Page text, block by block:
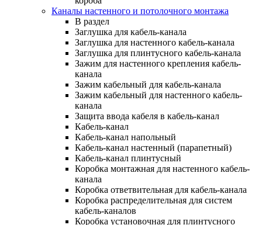
Каналы настенного и потолочного монтажа
В раздел
Заглушка для кабель-канала
Заглушка для настенного кабель-канала
Заглушка для плинтусного кабель-канала
Зажим для настенного крепления кабель-
канала
Зажим кабельный для кабель-канала
Зажим кабельный для настенного кабель-
канала
Защита ввода кабеля в кабель-канал
Кабель-канал
Кабель-канал напольный
Кабель-канал настенный (парапетный)
Кабель-канал плинтусный
Коробка монтажная для настенного кабель-
канала
Коробка ответвительная для кабель-канала
Коробка распределительная для систем
кабель-каналов
Коробка установочная для плинтусного